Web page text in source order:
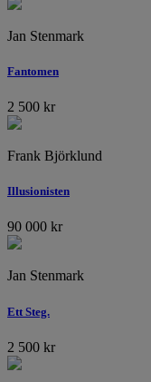
Jan Stenmark
Fantomen
2 500 kr
Frank Björklund
Illusionisten
90 000 kr
Jan Stenmark
Ett Steg.
2 500 kr